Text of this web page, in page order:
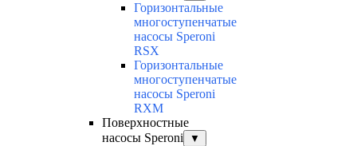
Горизонтальные
многоступенчатые
насосы Speroni
RSX
Горизонтальные
многоступенчатые
насосы Speroni
RXM
Поверхностные
насосы Speroni
▼